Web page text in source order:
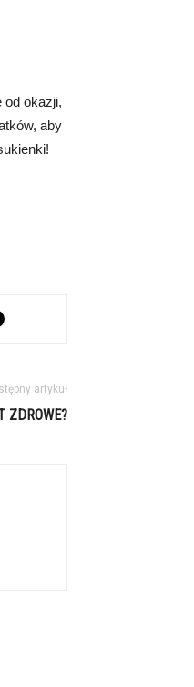
od okazji,
aby
artykuł
ZDROWE?